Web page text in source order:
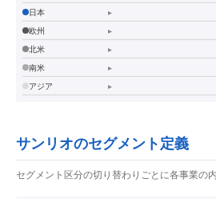
日本
▸
欧州
▸
北米
▸
南米
▸
アジア
▸
サンリオのセグメント定義
セグメント区分の切り替わりごとに各事業の